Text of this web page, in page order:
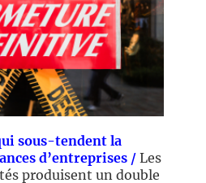
sous-tendent la
d’entreprises / Les
produisent un double